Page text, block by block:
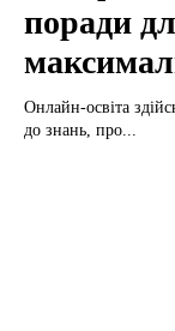
поради
Онлайн-освіта
до знань, про...